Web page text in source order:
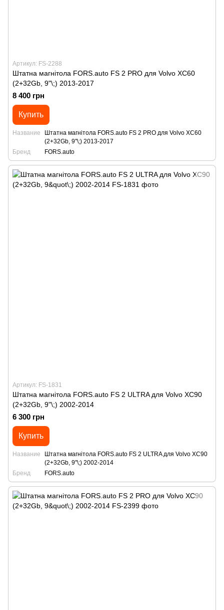
Артикул: FS-2288
Штатна магнітола FORS.auto FS 2 PRO для Volvo XC60
(2+32Gb, 9"\;) 2013-2017
8 400 грн
Купить
Название
Штатна магнітола FORS.auto FS 2 PRO для Volvo XC60
(2+32Gb, 9"\;) 2013-2017
Бренд
FORS.auto
Артикул: FS-1831
Штатна магнітола FORS.auto FS 2 ULTRA для Volvo XC90
(2+32Gb, 9"\;) 2002-2014
6 300 грн
Купить
Название
Штатна магнітола FORS.auto FS 2 ULTRA для Volvo XC90
(2+32Gb, 9"\;) 2002-2014
Бренд
FORS.auto